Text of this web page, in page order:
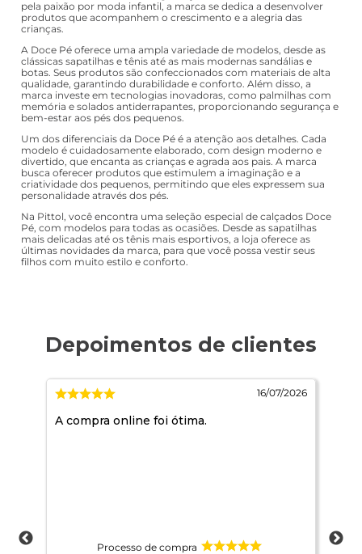
pela paixão por moda infantil, a marca se dedica a desenvolver
produtos que acompanhem o crescimento e a alegria das
crianças.
A Doce Pé oferece uma ampla variedade de modelos, desde as
clássicas sapatilhas e tênis até as mais modernas sandálias e
botas. Seus produtos são confeccionados com materiais de alta
qualidade, garantindo durabilidade e conforto. Além disso, a
marca investe em tecnologias inovadoras, como palmilhas com
memória e solados antiderrapantes, proporcionando segurança e
bem-estar aos pés dos pequenos.
Um dos diferenciais da Doce Pé é a atenção aos detalhes. Cada
modelo é cuidadosamente elaborado, com design moderno e
divertido, que encanta as crianças e agrada aos pais. A marca
busca oferecer produtos que estimulem a imaginação e a
criatividade dos pequenos, permitindo que eles expressem sua
personalidade através dos pés.
Na Pittol, você encontra uma seleção especial de calçados Doce
Pé, com modelos para todas as ocasiões. Desde as sapatilhas
mais delicadas até os tênis mais esportivos, a loja oferece as
últimas novidades da marca, para que você possa vestir seus
filhos com muito estilo e conforto.
16/07/2026
A compra online foi ótima.
Processo de compra